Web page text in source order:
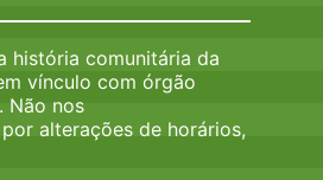
história comunitária da
vínculo com órgão
Não nos
alterações de horários,